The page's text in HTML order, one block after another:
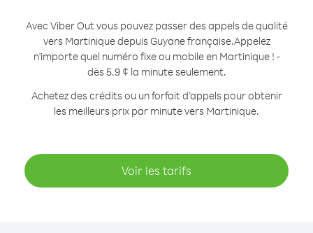
Avec Viber Out vous pouvez passer des appels de qualité
vers Martinique depuis Guyane française.Appelez
n'importe quel numéro fixe ou mobile en Martinique ! -
dès 5.9 ¢ la minute seulement.
Achetez des crédits ou un forfait d’appels pour obtenir
les meilleurs prix par minute vers Martinique.
Voir les tarifs